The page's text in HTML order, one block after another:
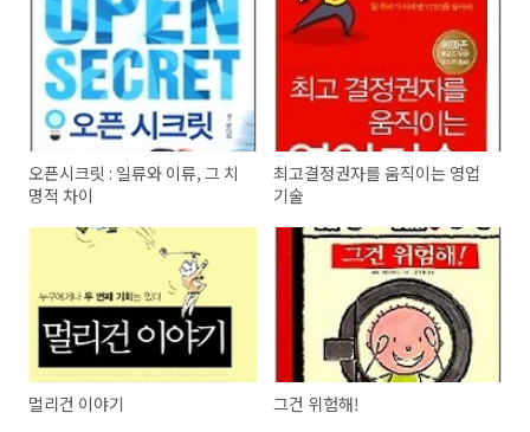
오픈시크릿 : 일류와 이류, 그 치
명적 차이
최고결정권자를 움직이는 영업
기술
멀리건 이야기 그건 위험해!